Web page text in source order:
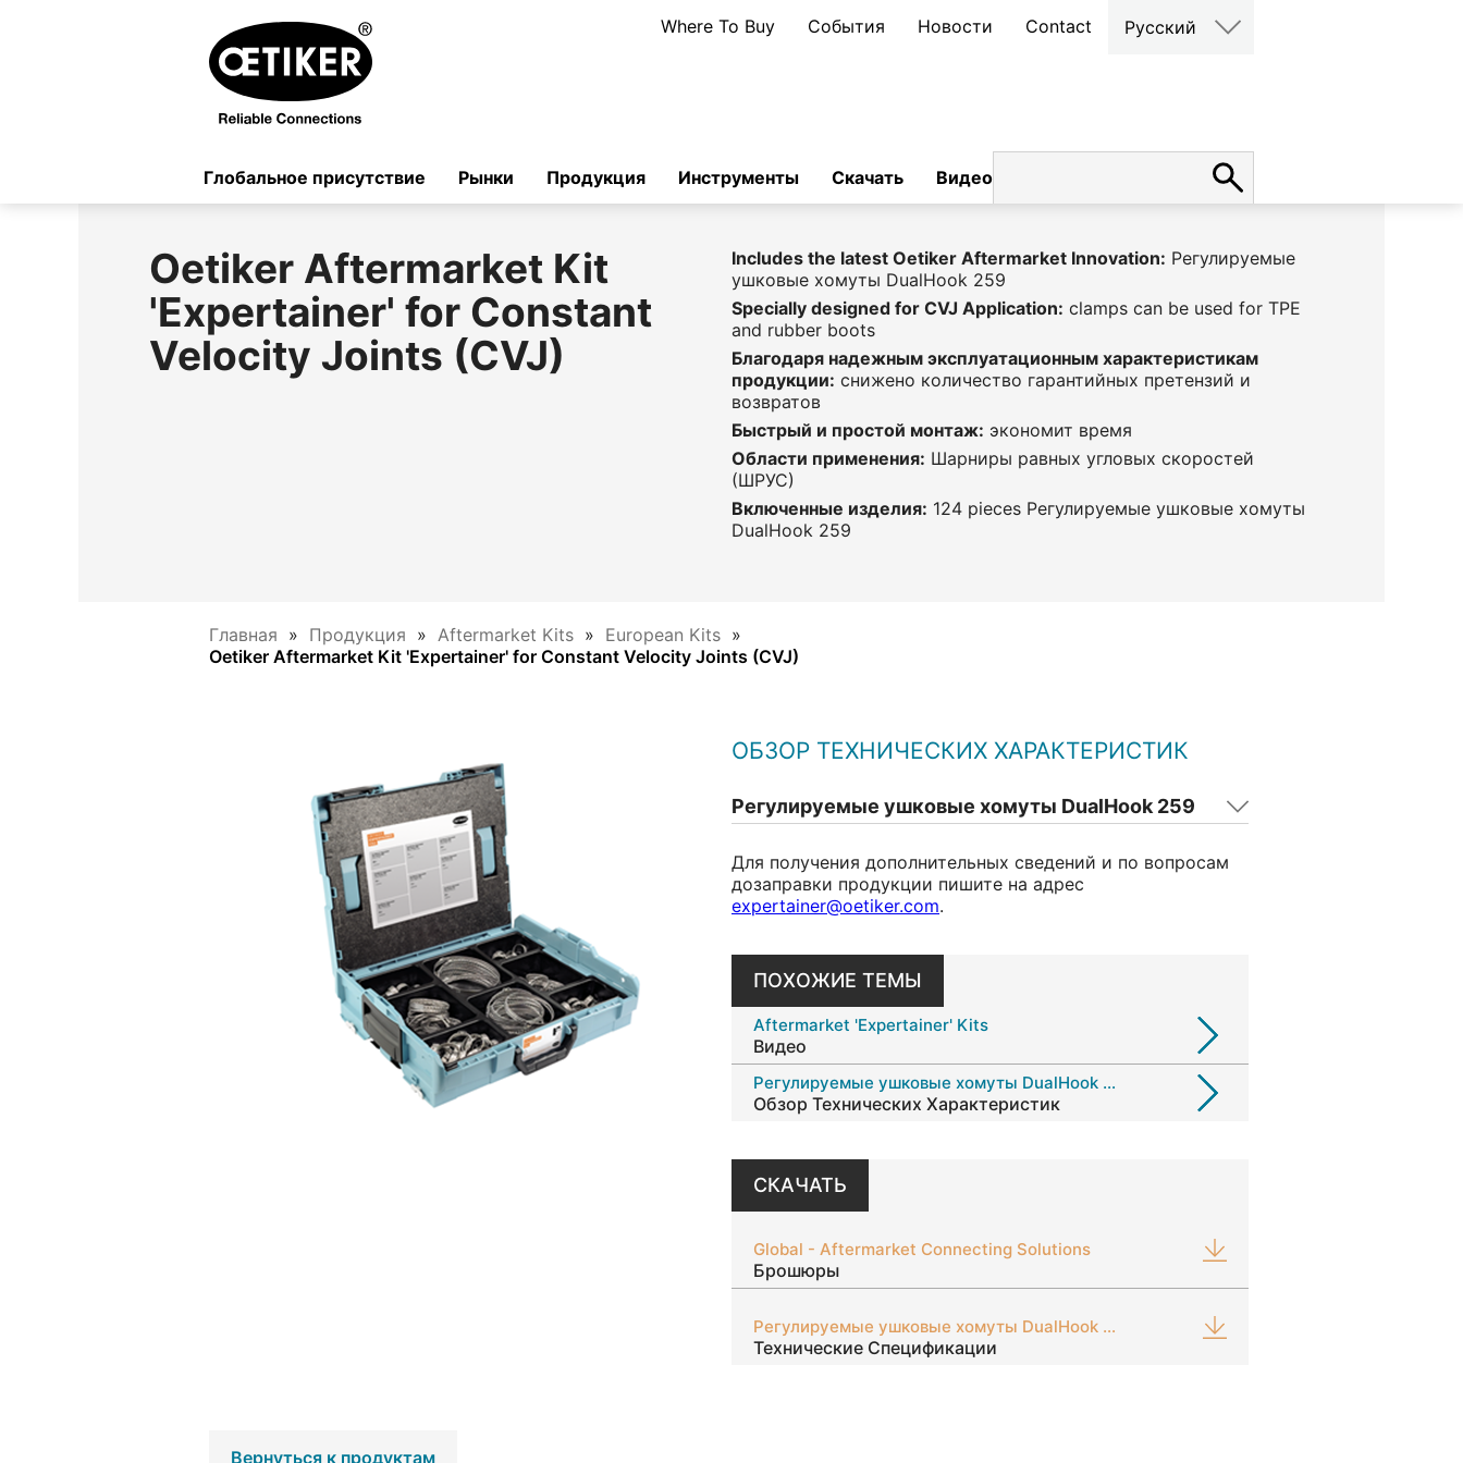
Where To Buy События Новости Contact Русский
Глобальное присутствие Рынки Продукция Инструменты Скачать Видео
Oetiker Aftermarket Kit
'Expertainer' for Constant
Velocity Joints (CVJ)
Includes the latest Oetiker Aftermarket Innovation: Регулируемые
ушковые хомуты DualHook 259
Specially designed for CVJ Application: clamps can be used for TPE
and rubber boots
Благодаря надежным эксплуатационным характеристикам
продукции: снижено количество гарантийных претензий и
возвратов
Быстрый и простой монтаж: экономит время
Области применения: Шарниры равных угловых скоростей
(ШРУС)
Включенные изделия: 124 pieces Регулируемые ушковые хомуты
DualHook 259
Главная Продукция Aftermarket Kits
European Kits
Oetiker Aftermarket Kit 'Expertainer' for Constant Velocity Joints (CVJ)
ОБЗОР ТЕХНИЧЕСКИХ ХАРАКТЕРИСТИК
Регулируемые ушковые хомуты DualHook 259
Для получения дополнительных сведений и по вопросам
дозаправки продукции пишите на адрес
expertainer@oetiker.com.
ПОХОЖИЕ ТЕМЫ
Aftermarket 'Expertainer' Kits
Видео
Регулируемые ушковые хомуты DualHook 259
Οбзор Технических Характеристик
СКАЧАТЬ
Global - Aftermarket Connecting Solutions
Брошюры
Регулируемые ушковые хомуты DualHook 259
Технические Спецификации
Вернуться к продуктам